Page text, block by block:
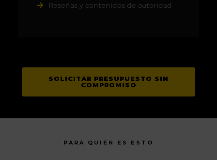
Reseñas y contenidos de autoridad
SOLICITAR PRESUPUESTO SIN
COMPROMISO
PARA QUIÉN ES ESTO